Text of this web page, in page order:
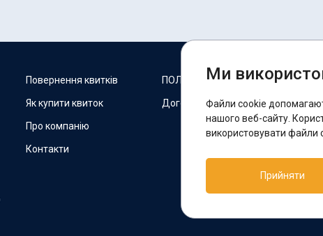
Повернення квитків
Як купити квиток
Про компанію
Контакти
ПОЛІТИКА COOKIES
Договір оферти
Ми
Ми
Файли cookie
нашого веб-сайту.
використовувати файли
Прийняти